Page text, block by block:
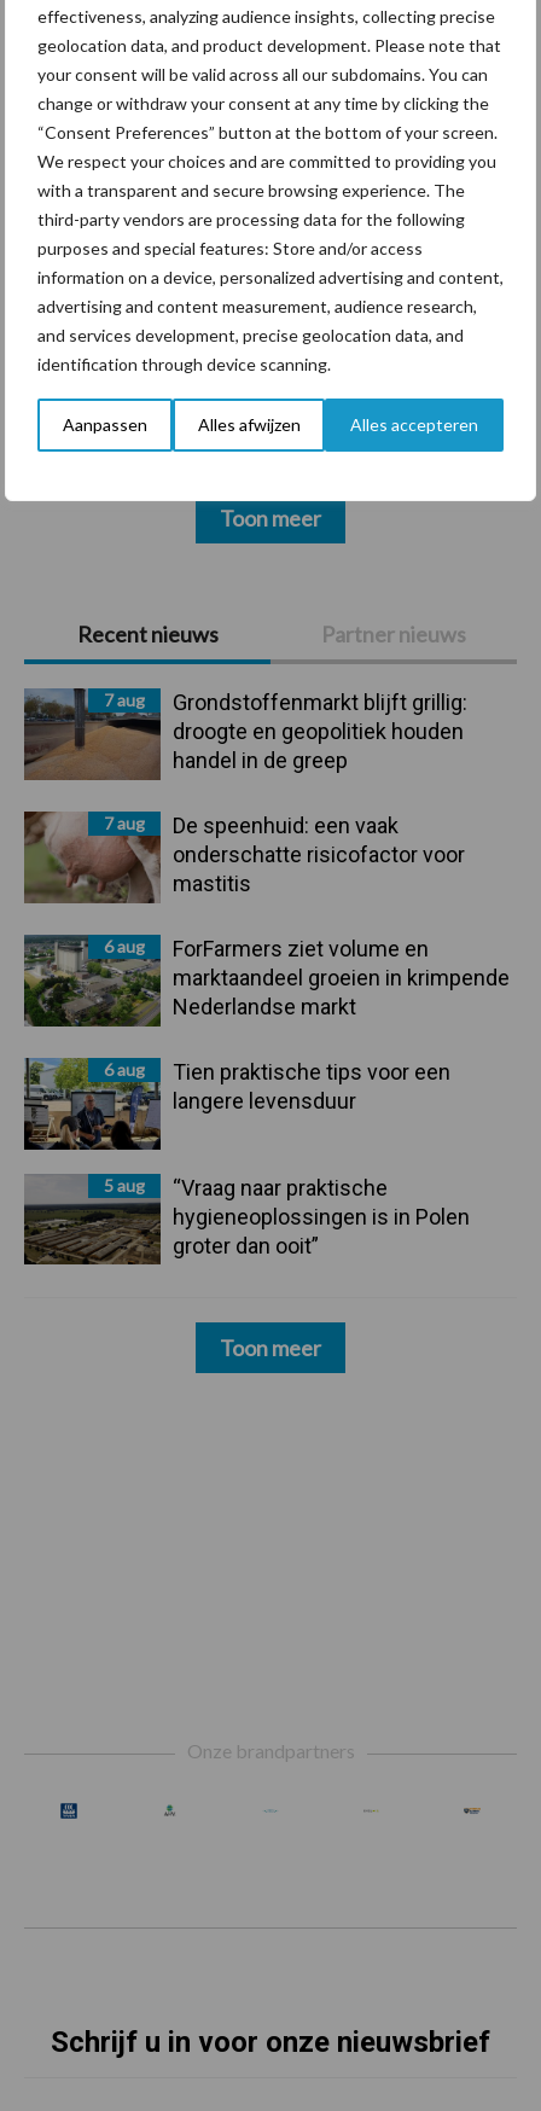
effectiveness, analyzing audience insights, collecting precise
geolocation data, and product development. Please note that
your consent will be valid across all our subdomains. You can
change or withdraw your consent at any time by clicking the
“Consent Preferences” button at the bottom of your screen.
We respect your choices and are committed to providing you
with a transparent and secure browsing experience. The
third-party vendors are processing data for the following
purposes and special features: Store and/or access
information on a device, personalized advertising and content,
advertising and content measurement, audience research,
and services development, precise geolocation data, and
identification through device scanning.
Aanpassen Alles afwijzen Alles accepteren
Primaire
Sidebar
Recent nieuws Partner nieuws
7 aug
Grondstoffenmarkt blijft grillig:
droogte en geopolitiek houden
handel in de greep
7 aug
De speenhuid: een vaak
onderschatte risicofactor voor
mastitis
6 aug
ForFarmers ziet volume en
marktaandeel groeien in krimpende
Nederlandse markt
6 aug
Tien praktische tips voor een
langere levensduur
5 aug
“Vraag naar praktische
hygieneoplossingen is in Polen
groter dan ooit”
Toon meer
krimpende Nederlandse
markt
Themapagina's
Diergezondheid Bemesting Fokkerij
Belgisch witblauw Droogstand
Toon meer
Onze brandpartners
Schrijf u in voor onze nieuwsbrief